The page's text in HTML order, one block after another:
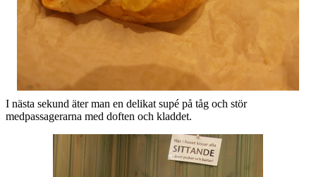
I nästa sekund äter man en delikat supé på tåg och stör
medpassagerarna med doften och kladdet.